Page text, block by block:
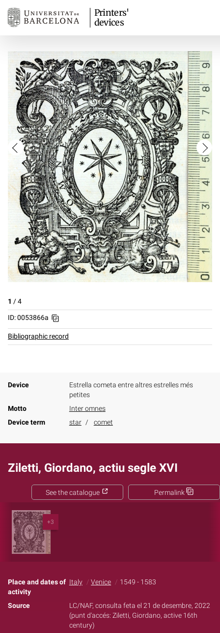
Printers'
devices
1 /4
ID: 0053866a
Bibliographic record
Device
Estrella cometa entre altres estrelles més
petites
Motto
Inter omnes
Device term
star comet
Ziletti, Giordano, actiu segle XVI
Permalink
See the catalogue
+3
Place and dates of
activity
Italy Venice 1549 - 1583
Source
LC/NAF, consulta feta el 21 de desembre, 2022
(punt d'accés: Ziletti, Giordano, active 16th
century)